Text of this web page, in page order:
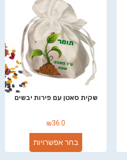
שקית סאטן עם פירות יבשים
₪36.0
בחר אפשרויות